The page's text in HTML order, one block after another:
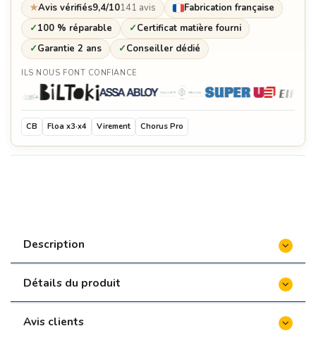
★Avis vérifiés9,4/10141 avis
Fabrication française
✓100 % réparable ✓Certificat matière fourni
✓Garantie 2 ans ✓Conseiller dédié
ILS NOUS FONT CONFIANCE
CB Floa x3·x4 Virement Chorus Pro
Description
Détails du produit
Avis clients